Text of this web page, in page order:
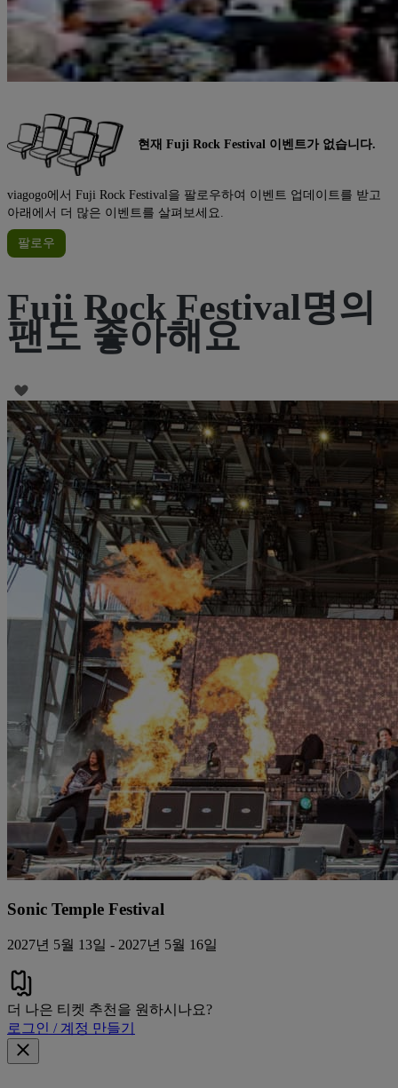
현재 Fuji Rock Festival 이벤트가 없습니다.
viagogo에서 Fuji Rock Festival을 팔로우하여 이벤트 업데이트를 받고
아래에서 더 많은 이벤트를 살펴보세요.
팔로우
Fuji Rock Festival명의
팬도 좋아해요
Sonic Temple Festival
2027년 5월 13일 - 2027년 5월 16일
더 나은 티켓 추천을 원하시나요?
로그인 / 계정 만들기